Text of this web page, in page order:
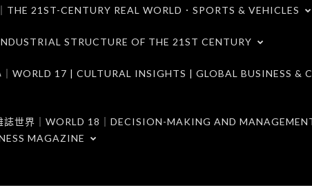
21ST-CENTURY REAL WORLD．SPORTS & VEHICLES
STRUCTURE OF THE 21ST CENTURY
WORLD 17 | CULTURAL INSIGHTS | GLOBAL BUSINESS &
誌世界｜WORLD 18｜DECISION-MAKING AND
MAGAZINE